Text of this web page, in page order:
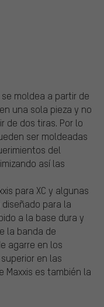
moldea a partir de
una sola pieza y no
de dos tiras. Por lo
ser moldeadas
del
así las
para XC y algunas
para la
a la base dura y
la banda de
agarre en los
en las
Maxxis es también la